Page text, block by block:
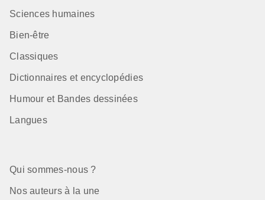
Sciences humaines
Bien-être
Classiques
Dictionnaires et encyclopédies
Humour et Bandes dessinées
Langues
Qui sommes-nous ?
Nos auteurs à la une